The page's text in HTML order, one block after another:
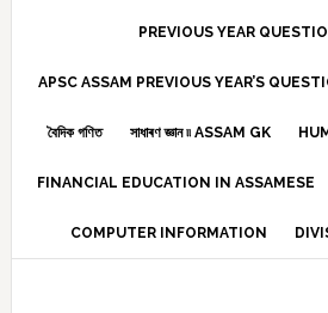
PREVIOUS YEAR
APSC ASSAM PREVIOUS YEAR’S
বৈদিক গণিত সাধাৰণ জ্ঞান ৷৷ ASSAM GK
FINANCIAL EDUCATION IN ASSAMESE
COMPUTER INFORMATION